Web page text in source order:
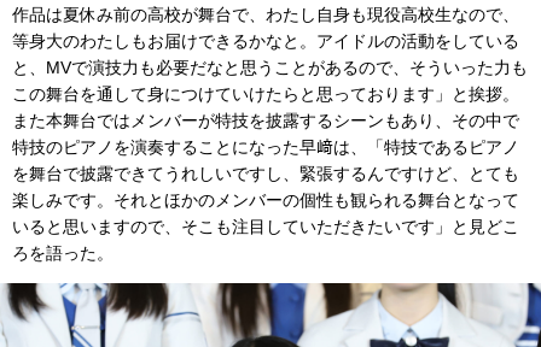
作品は夏休み前の高校が舞台で、わたし自身も現役高校生なので、
等身大のわたしもお届けできるかなと。アイドルの活動をしている
と、MVで演技力も必要だなと思うことがあるので、そういった力も
この舞台を通して身につけていけたらと思っております」と挨拶。
また本舞台ではメンバーが特技を披露するシーンもあり、その中で
特技のピアノを演奏することになった早﨑は、「特技であるピアノ
を舞台で披露できてうれしいですし、緊張するんですけど、とても
楽しみです。それとほかのメンバーの個性も観られる舞台となって
いると思いますので、そこも注目していただきたいです」と見どこ
ろを語った。